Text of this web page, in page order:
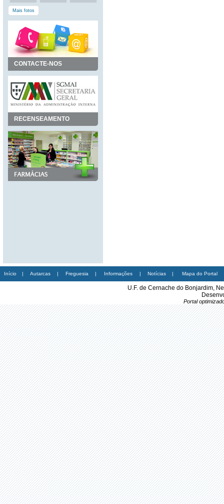
Mais fotos
CONTACTE-NOS
RECENSEAMENTO
Início | Autarcas | Freguesia | Informações | Notícias | Mapa do Portal
U.F. de Cernache do Bonjardim,
Portal